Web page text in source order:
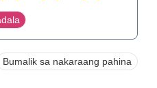
Bumalik sa nakaraang pahina